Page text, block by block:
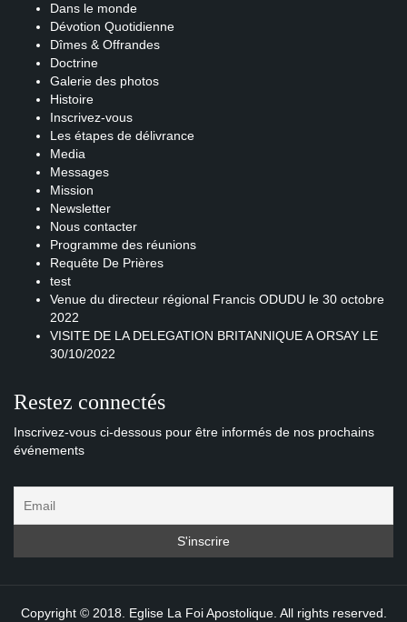
Dans le monde
Dévotion Quotidienne
Dîmes & Offrandes
Doctrine
Galerie des photos
Histoire
Inscrivez-vous
Les étapes de délivrance
Media
Messages
Mission
Newsletter
Nous contacter
Programme des réunions
Requête De Prières
test
Venue du directeur régional Francis ODUDU le 30 octobre
2022
VISITE DE LA DELEGATION BRITANNIQUE A ORSAY LE
30/10/2022
Restez connectés
Inscrivez-vous ci-dessous pour être informés de nos prochains
événements
Copyright © 2018. Eglise La Foi Apostolique. All rights reserved.